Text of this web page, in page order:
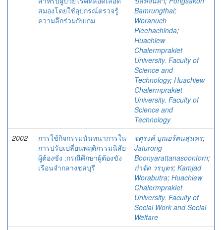
สมองโดยใช้อุปกรณ์ตรวจรู้
ความลึกร่วมกับเกม
Bamrungthai;
Woranuch
Pleehachinda;
Huachiew
Chalermprakiet
University. Faculty of
Science and
Technology; Huachiew
Chalermprakiet
University. Faculty of
Science and
Technology
2002
การใช้กิจกรรมนันทนาการใน
การปรับเปลี่ยนพฤติกรรมนิสัย
ผู้ต้องขัง :กรณีศึกษาผู้ต้องขัง
เรือนจำกลางชลบุรี
จตุรงค์ บุณยร้ตนสุนทร;
Jaturong
Boonyarattanasoontorn;
กำจัด วรบุตร; Kamjad
Worabutra; Huachiew
Chalermprakiet
University. Faculty of
Social Work and Social
Welfare